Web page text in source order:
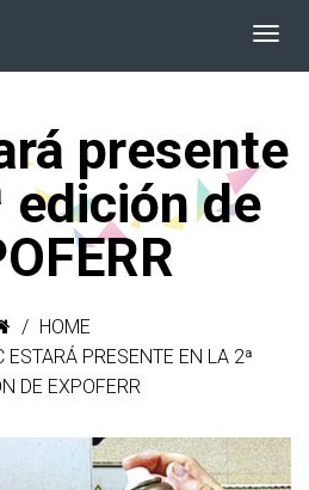
presente
edición de
HOME
ESTARÁ PRESENTE EN LA 2ª
DE EXPOFERR